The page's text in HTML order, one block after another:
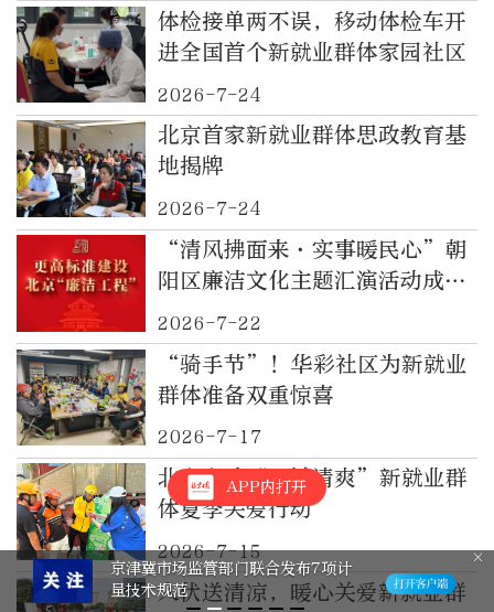
体检接单两不误，移动体检车开
进全国首个新就业群体家园社区
2026-7-24
北京首家新就业群体思政教育基
地揭牌
2026-7-24
“清风拂面来·实事暖民心”朝
阳区廉洁文化主题汇演活动成功
举办
2026-7-22
“骑手节”！华彩社区为新就业
群体准备双重惊喜
2026-7-17
北京启动“一城清爽”新就业群
体夏季关爱行动
2026-7-15
入伏送清凉，暖心关爱新就业群
APP内打开
北京市医保局、北京高院联合发布依
法惩治医保骗保犯罪典型案例